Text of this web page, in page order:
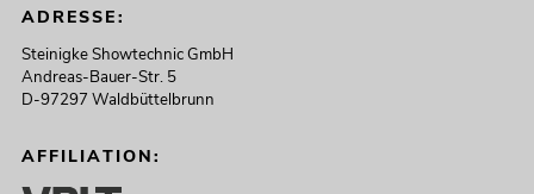
ADRESSE:
Steinigke Showtechnic GmbH
Andreas-Bauer-Str. 5
D-97297 Waldbüttelbrunn
AFFILIATION: